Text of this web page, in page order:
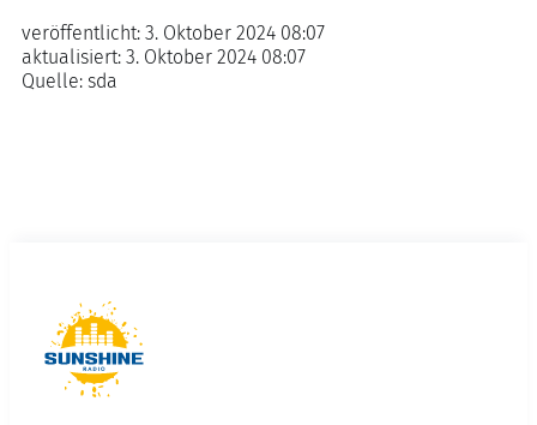
Quelle: sda
veröffentlicht: 3. Oktober 2024 08:07
aktualisiert: 3. Oktober 2024 08:07